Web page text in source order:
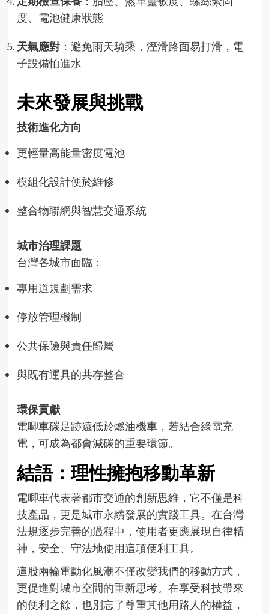
度、電池健康狀態
天氣應對：避免雨天騎乘，溼滑路面易打滑，電
子設備怕進水
未來發展與挑戰
技術進化方向
更輕量高能量密度電池
模組化設計便於維修
整合物聯網與智慧交通系統
城市治理課題
台灣各城市面臨：
專用道規劃需求
停放管理機制
公共保險與責任歸屬
與既有運具的共存整合
環保貢獻
電唧車碳足跡遠低於燃油機車，若結合綠電充
電，可成為都會減碳的重要環節。
結語：理性擁抱移動革新
電唧車代表著都市交通的創新思維，它不僅是科
技產品，更是城市永續發展的實踐工具。在台灣
法規逐步完善的過程中，使用者更應展現自律精
神，安全、守法地使用這項便利工具。
這股兩輪電動化風潮不僅改變我們的移動方式，
更促進對城市空間的重新思考。在享受科技帶來
的便利之餘，也別忘了尊重其他用路人的權益，